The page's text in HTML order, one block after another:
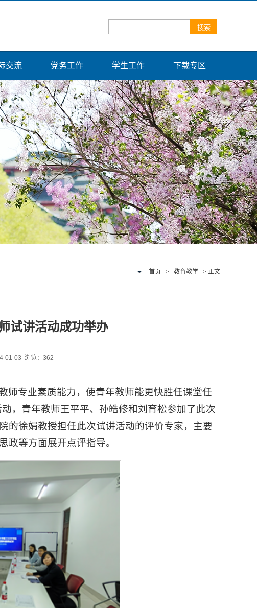
交流 党务工作 学生工作 下载专区
首页 > 教育教学 > 正文
试讲活动成功举办
01-03 浏览： 362
师专业素质能力，使青年教师能更快胜任课堂任
，青年教师王平平、孙皓修和刘育松参加了此次
的徐娟教授担任此次试讲活动的评价专家，主要
政等方面展开点评指导。